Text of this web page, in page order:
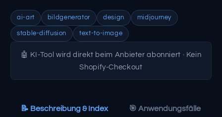
ai-art bildgenerator design midjourney
stable-diffusion text-to-image
🤖 KI-Tool wird direkt beim Anbieter abonniert · Kein
Shopify-Checkout
📝 Beschreibung & Index 🎯 Anwendungsfälle